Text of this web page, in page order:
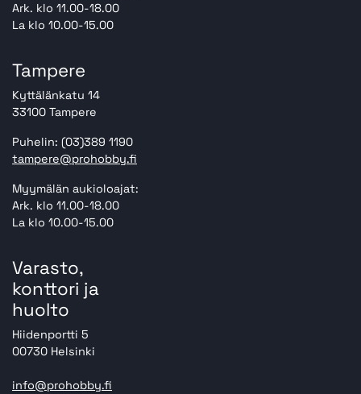
Ark. klo 11.00-18.00
La klo 10.00-15.00
Tampere
Kyttälänkatu 14
33100 Tampere
Puhelin: (03)389 1190
tampere@prohobby.fi
Myymälän aukioloajat:
Ark. klo 11.00-18.00
La klo 10.00-15.00
Varasto,
konttori ja
huolto
Hiidenportti 5
00730 Helsinki
info@prohobby.fi